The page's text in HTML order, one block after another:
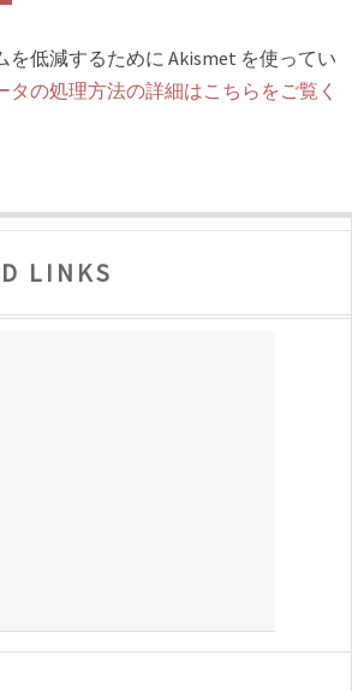
を低減するために Akismet を使ってい
タの処理方法の詳細はこちらをご覧く
LINKS